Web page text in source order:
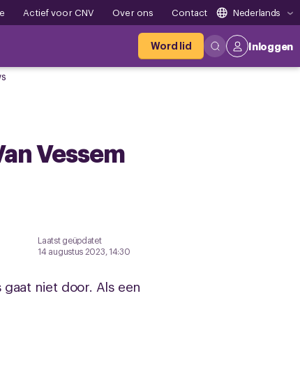
Actief voor CNV Over ons Contact Nederlands
Word lid Inloggen
Vessem
Laatst geüpdatet
14 augustus 2023, 14:30
niet door. Als een